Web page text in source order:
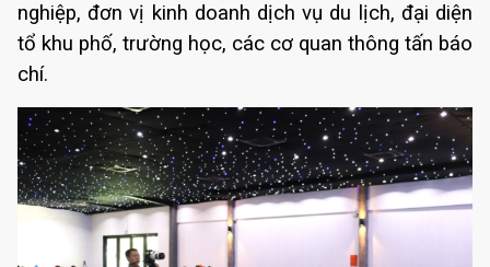
nghiệp, đơn vị kinh doanh dịch vụ du lịch, đại diện
tổ khu phố, trường học, các cơ quan thông tấn báo
chí.